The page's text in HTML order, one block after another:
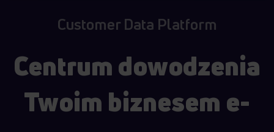
Customer Data Platform
Centrum dowodzenia
Twoim biznesem e-